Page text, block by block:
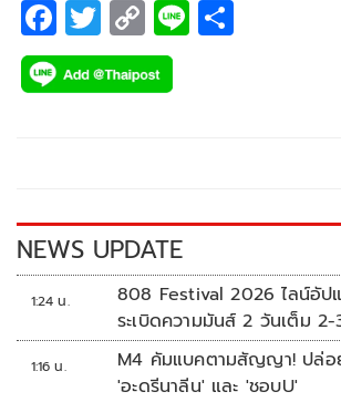
F
ac
e
k
T
wi
tt
C
o
p
k
Li
NEWS UPDATE
1:24 น.
808 Festival 2026 ไลน์อัป
ระเบิดความมันส์ 2 วันเต็ม
1:16 น.
M4 คัมแบคตามสัญญา! ปล่อ
'อะดรีนาลีน' และ 'ชอบU'